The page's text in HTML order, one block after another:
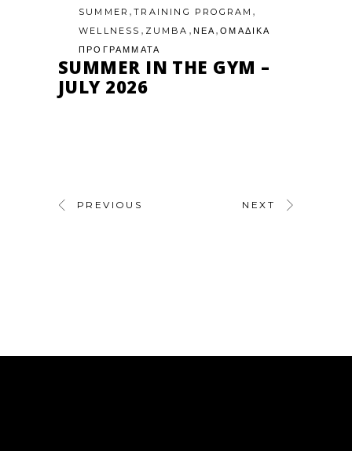
SUMMER ,TRAINING PROGRAM ,
WELLNESS , ZUMBA , ΝΕΑ,ΟΜΑΔΙΚΑ
ΠΡΟΓΡΑΜΜΑΤΑ
SUMMER IN THE GYM –
JULY 2026
PREVIOUS NEXT